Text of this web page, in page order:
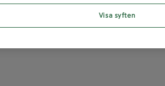
Visa syften